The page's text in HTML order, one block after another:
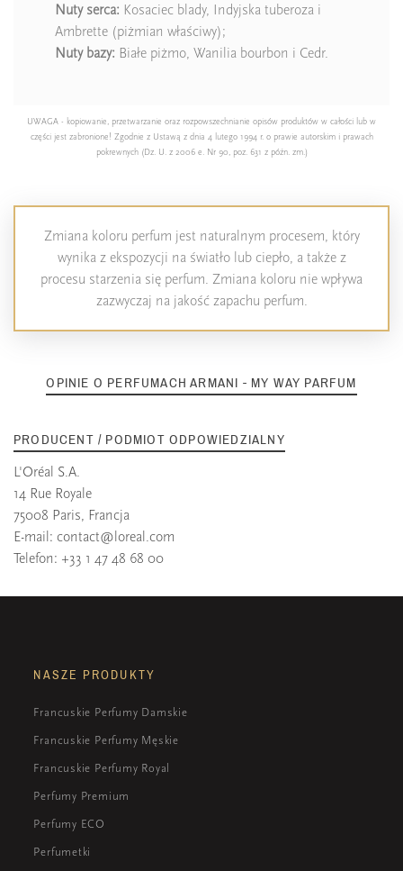
Nuty serca: Kosaciec blady, Indyjska tuberoza i
Ambrette (piżmian właściwy);
Nuty bazy: Białe piżmo, Wanilia bourbon i Cedr.
UWAGA - kopiowanie, przetwarzanie oraz rozpowszechnianie opisów produktów w całości lub w
części jest zabronione! Zgodnie z Ustawą z dnia 4 lutego 1994 r. o prawie autorskim i prawach
pokrewnych (Dz. U. z 2006 e. Nr 90, poz. 631 z późn. zm.)
Zmiana koloru perfum jest naturalnym procesem, który
wynika z ekspozycji na światło lub ciepło, a także z
procesu starzenia się perfum. Zmiana koloru nie wpływa
zazwyczaj na jakość zapachu perfum.
OPINIE O PERFUMACH ARMANI - MY WAY PARFUM
PRODUCENT / PODMIOT ODPOWIEDZIALNY
L'Oréal S.A.
14 Rue Royale
75008 Paris, Francja
E-mail: contact@loreal.com
Telefon: +33 1 47 48 68 00
NASZE PRODUKTY
Francuskie Perfumy Damskie
Francuskie Perfumy Męskie
Francuskie Perfumy Royal
Perfumy Premium
Perfumy ECO
Perfumetki